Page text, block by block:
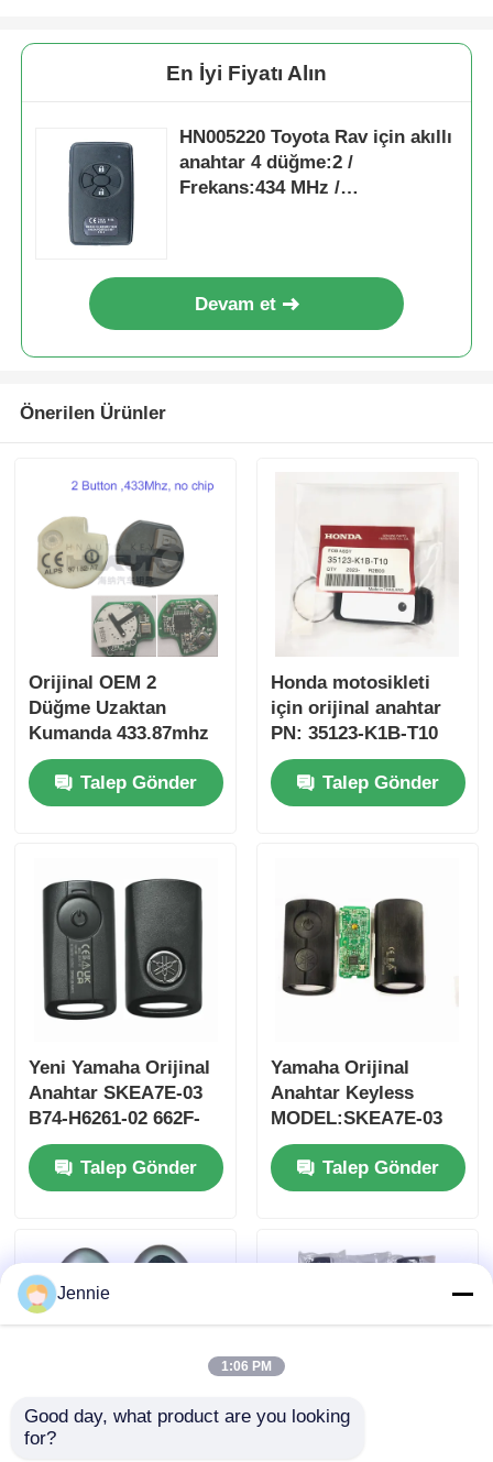
En İyi Fiyatı Alın
HN005220 Toyota Rav için akıllı
anahtar 4 düğme:2 /
Frekans:434 MHz /
Model:B51EA / Anahtarsız Git
Devam et
Önerilen Ürünler
Orijinal OEM 2
Düğme Uzaktan
Kumanda 433.87mhz
Su-zuki Jim-ny için
FSK 2005-2017 Çipsiz
37182-A7 Toptan satış
Talep Gönder
Honda motosikleti
için orijinal anahtar
PN: 35123-K1B-T10
üç düğmeli
FSK433.92MHz ID47
çipli uzaktan
Talep Gönder
Yeni Yamaha Orijinal
Anahtar SKEA7E-03
B74-H6261-02 662F-
SKEA7D03
Talep Gönder
Yamaha Orijinal
Anahtar Keyless
MODEL:SKEA7E-03
Yamaha Akıllı
Uzaktan Kumanda
Anahtarı İçin B74-
Talep Gönder
Jennie
1:06 PM
Good day, what product are you looking
for?